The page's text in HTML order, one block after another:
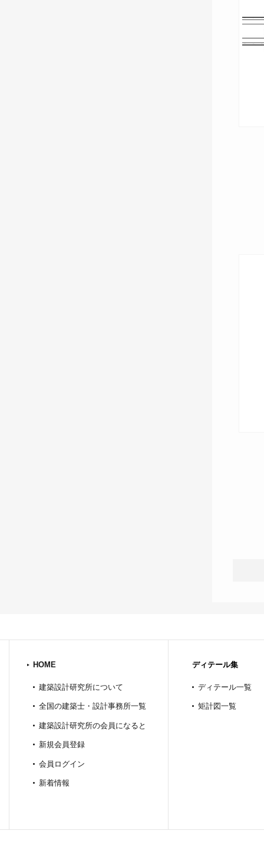
HOME
建築設計研究所について
全国の建築士・設計事務所一覧
建築設計研究所の会員になると
新規会員登録
会員ログイン
新着情報
ディテール集
ディテール一覧
矩計図一覧